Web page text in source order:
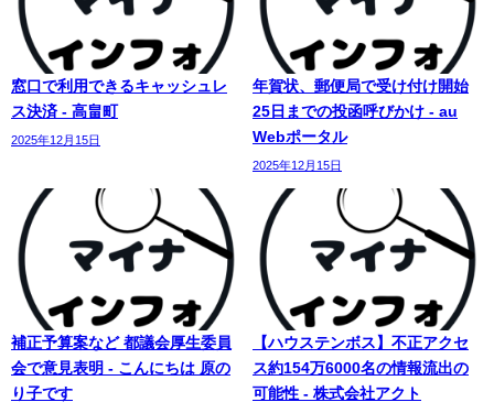
窓口で利用できるキャッシュレ
ス決済 - 高畠町
2025年12月15日
年賀状、郵便局で受け付け開始
25日までの投函呼びかけ - au
Webポータル
2025年12月15日
補正予算案など 都議会厚生委員
会で意見表明 - こんにちは 原の
り子です
【ハウステンボス】不正アクセ
ス約154万6000名の情報流出の
可能性 - 株式会社アクト